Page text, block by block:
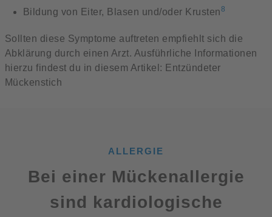
Bildung von Eiter, Blasen und/oder Krusten8
Sollten diese Symptome auftreten empfiehlt sich die
Abklärung durch einen Arzt. Ausführliche Informationen
hierzu findest du in diesem Artikel: Entzündeter
Mückenstich
ALLERGIE
Bei einer Mückenallergie
sind kardiologische